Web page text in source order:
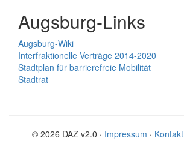
Augsburg-Links
Augsburg-Wiki
Interfraktionelle Verträge 2014-2020
Stadtplan für barrierefreie Mobilität
Stadtrat
© 2026 DAZ v2.0 · Impressum · Kontakt